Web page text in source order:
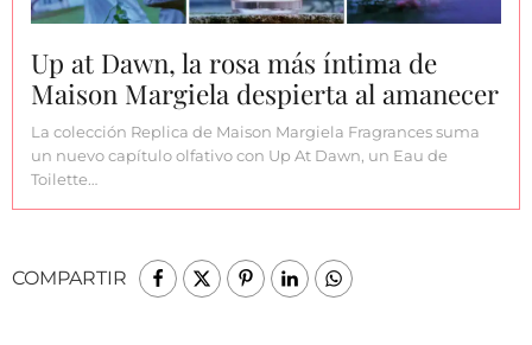
Up at Dawn, la rosa más íntima de
Maison Margiela despierta al amanecer
La colección Replica de Maison Margiela Fragrances suma
un nuevo capítulo olfativo con Up At Dawn, un Eau de
Toilette…
COMPARTIR